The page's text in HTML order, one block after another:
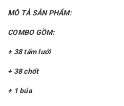
MÔ TẢ SẢN PHẨM:
COMBO GỒM:
+ 38 tấm lưới
+ 38 chốt
+ 1 búa